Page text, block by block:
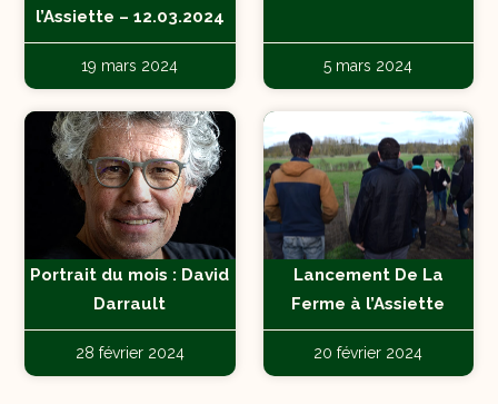
l’Assiette – 12.03.2024
19 mars 2024 5 mars 2024
Portrait du mois : David
Darrault
28 février 2024
Lancement De La
Ferme à l’Assiette
20 février 2024